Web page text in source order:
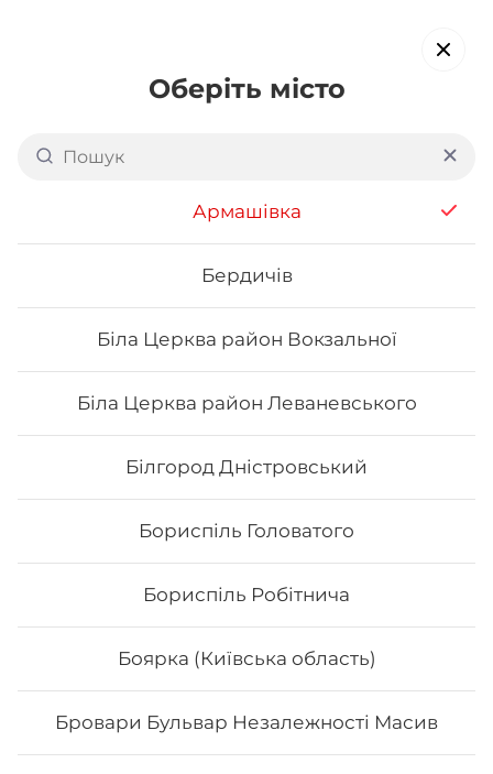
Оберіть місто
Армашівка
Бердичів
Біла Церква район Вокзальної
Біла Церква район Леваневського
Білгород Дністровський
Бориспіль Головатого
Бориспіль Робітнича
Боярка (Київська область)
Бровари Бульвар Незалежності Масив
Доставка суші в
Сьоме Небо
Дракони
Червоний дракон